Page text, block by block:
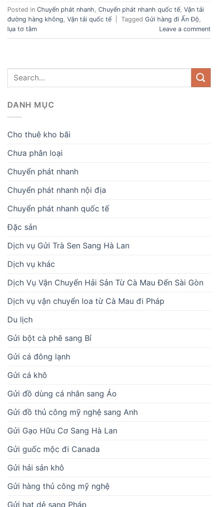
Posted in Chuyển phát nhanh, Chuyển phát nhanh quốc tế, Vận tải
đường hàng không, Vận tải quốc tế Tagged Gửi hàng đi Ấn Độ,
lụa tơ tằm
Leave a comment
DANH MỤC
Cho thuê kho bãi
Chưa phân loại
Chuyển phát nhanh
Chuyển phát nhanh nội địa
Chuyển phát nhanh quốc tế
Đặc sản
Dịch vụ Gửi Trà Sen Sang Hà Lan
Dịch vụ khác
Dịch Vụ Vận Chuyển Hải Sản Từ Cà Mau Đến Sài Gòn
Dịch vụ vận chuyển loa từ Cà Mau đi Pháp
Du lịch
Gửi bột cà phê sang Bỉ
Gửi cá đông lạnh
Gửi cá khô
Gửi đồ dùng cá nhân sang Áo
Gửi đồ thủ công mỹ nghệ sang Anh
Gửi Gạo Hữu Cơ Sang Hà Lan
Gửi guốc mộc đi Canada
Gửi hải sản khô
Gửi hàng thủ công mỹ nghệ
Gửi hạt dẻ sang Pháp